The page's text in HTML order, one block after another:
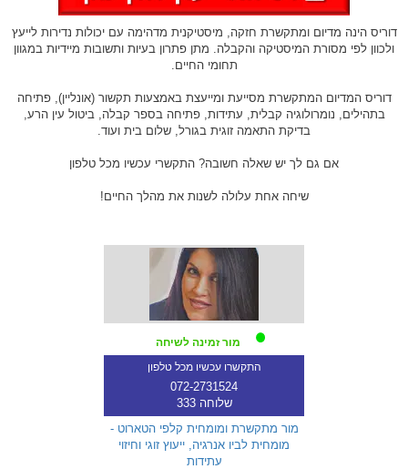
דוריס הינה מדיום ומתקשרת חזקה, מיסטיקנית מדהימה עם יכולות נדירות לייעץ
ולכוון לפי מסורת המיסטיקה והקבלה. מתן פתרון בעיות ותשובות מיידיות במגוון
תחומי החיים.
דוריס המדיום המתקשרת מסייעת ומייעצת באמצעות תקשור (אונליין), פתיחה
בתהילים, נומרולוגיה קבלית, עתידות, פתיחה בספר קבלה, ביטול עין הרע,
בדיקת התאמה זוגית בגורל, שלום בית ועוד.
אם גם לך יש שאלה חשובה? התקשרי עכשיו מכל טלפון
שיחה אחת עלולה לשנות את מהלך החיים!
מור זמינה לשיחה
התקשרו עכשיו מכל טלפון
072-2731524
שלוחה 333
מור מתקשרת ומומחית קלפי הטארוט -
מומחית לביו אנרגיה, ייעוץ זוגי וחיזוי
עתידות